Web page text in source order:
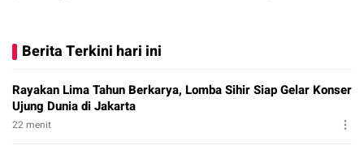
Berita Terkini hari ini
Rayakan Lima Tahun Berkarya, Lomba Sihir Siap Gelar Konser
Ujung Dunia di Jakarta
22 menit